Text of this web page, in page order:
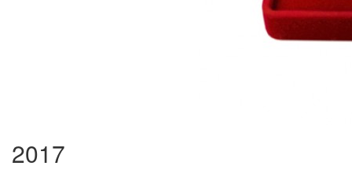
2017